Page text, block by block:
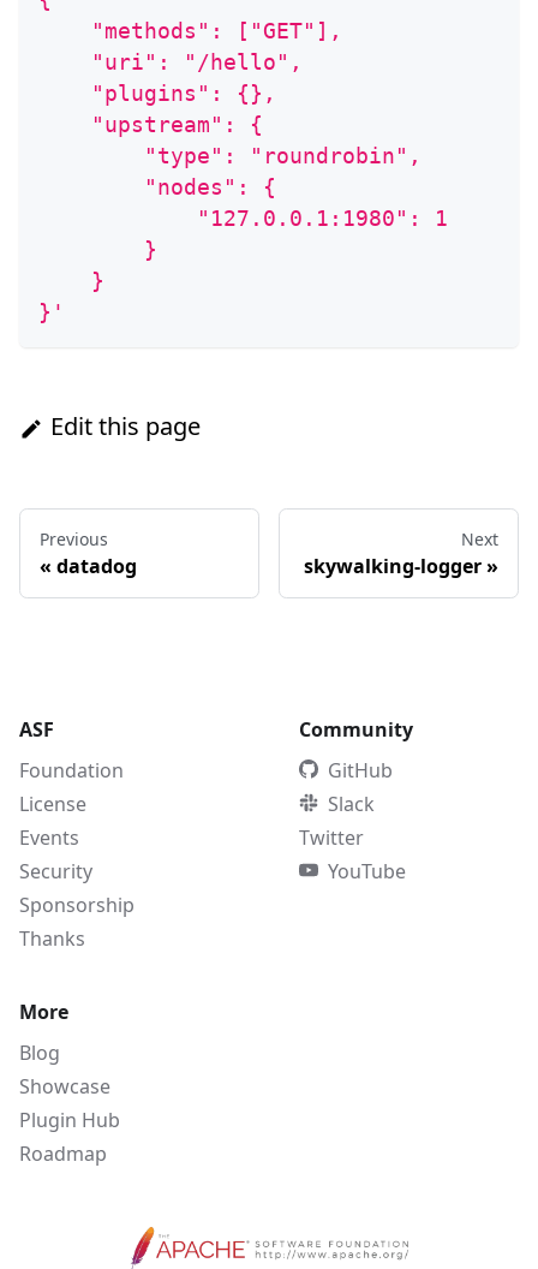
    "methods": ["GET"],
    "uri": "/hello",
    "plugins": {},
    "upstream": {
        "type": "roundrobin",
        "nodes": {
            "127.0.0.1:1980": 1
        }
    }
}'
Edit this page
Previous
« datadog
Next
skywalking-logger»
ASF
Foundation
License
Events
Security
Sponsorship
Thanks
Community
GitHub
Slack
Twitter
YouTube
More
Blog
Showcase
Plugin Hub
Roadmap